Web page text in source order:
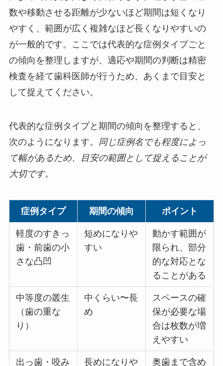
数や移動させる距離が少ないほど期間は短くなり
やすく、範囲が広く複雑なほど長くなりやすいの
が一般的です。ここでは代表的な症例タイプごと
の傾向を整理しますが、適応や期間の判断は精密
検査を経て歯科医師が行うため、あくまで目安と
して捉えてください。
代表的な症例タイプと期間の傾向を整理すると、
次のようになります。 同じ症例名でも程度によっ
て幅があるため、目安の範囲として捉えることが
大切です。
症例タイプ 期間の傾向 ポイント
軽度のすきっ
歯・前歯の小
さな凸凹
短めになりや
すい
動かす範囲が
限られ、部分
的な対応とな
ることがある
中等度の叢生
（歯の重な
り）
中くらい〜長
め
スペースの確
保が必要な場
合は枚数が増
えやすい
出っ歯・咬み
長めになりや
奥歯まで含め